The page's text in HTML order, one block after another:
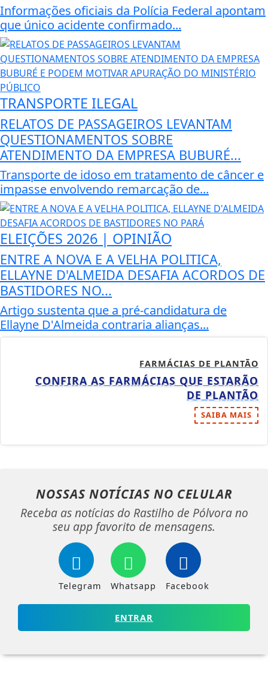
Informações oficiais da Polícia Federal apontam
que único acidente confirmado...
TRANSPORTE ILEGAL
RELATOS DE PASSAGEIROS LEVANTAM
QUESTIONAMENTOS SOBRE
ATENDIMENTO DA EMPRESA BUBURÉ...
Transporte de idoso em tratamento de câncer e
impasse envolvendo remarcação de...
ELEIÇÕES 2026 | OPINIÃO
ENTRE A NOVA E A VELHA POLITICA,
ELLAYNE D'ALMEIDA DESAFIA ACORDOS DE
BASTIDORES NO...
Artigo sustenta que a pré-candidatura de
Ellayne D'Almeida contraria alianças...
FARMÁCIAS DE PLANTÃO
CONFIRA AS FARMÁCIAS QUE ESTARÃO
DE PLANTÃO
SAIBA MAIS
NOSSAS NOTÍCIAS NO CELULAR
Receba as notícias do Rastilho de Pólvora no
seu app favorito de mensagens.
Telegram Whatsapp Facebook
ENTRAR